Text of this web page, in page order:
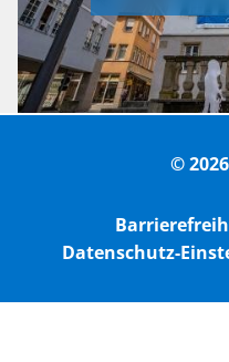
©
Datenschutz-